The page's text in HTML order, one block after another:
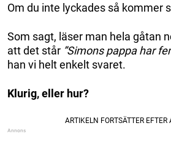
Om du inte lyckades så kommer
Som sagt, läser man hela gåtan
att det står ”Simons pappa har
han vi helt enkelt svaret.
Klurig, eller hur?